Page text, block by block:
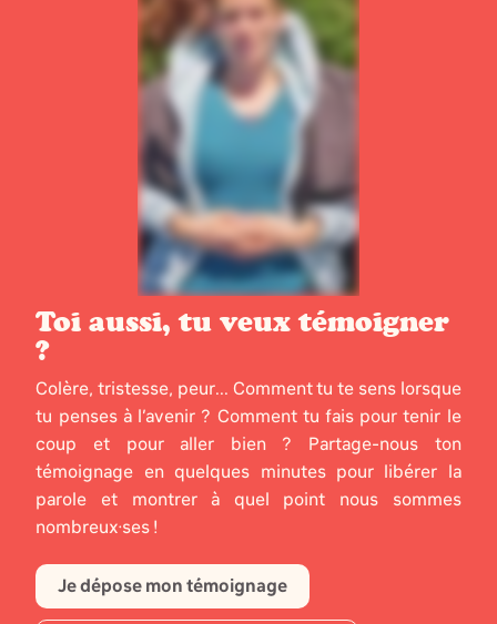
Toi aussi, tu veux témoigner
?
Colère, tristesse, peur... Comment tu te sens lorsque
tu penses à l’avenir ? Comment tu fais pour tenir le
coup et pour aller bien ? Partage-nous ton
témoignage en quelques minutes pour libérer la
parole et montrer à quel point nous sommes
nombreux·ses !
Je dépose mon témoignage